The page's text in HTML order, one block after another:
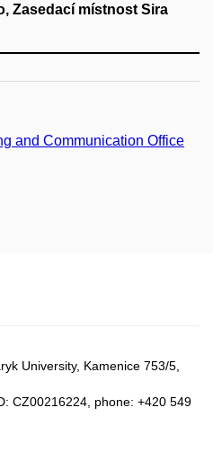
Zasedací místnost Sira
and Communication Office
University, Kamenice 753/5​,
CZ00216224, phone: +420 549